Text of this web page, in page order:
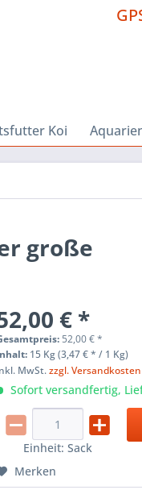
Koi
große
€ *
52,00€*
15 Kg (3,47 € * / 1 Kg)
MwSt.zzgl. Versandkosten
Sofort versandfertig,
Einheit:Sack
Merken